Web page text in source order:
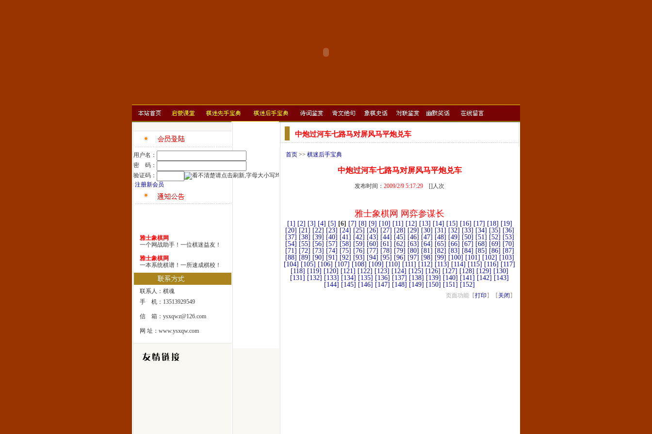
用户名：
密 码：
验证码：
注册新会员
雅士象棋网
一个网战助手！一位棋迷益友！
雅士象棋网
一本系统棋谱！一所速成棋校！
雅士象棋网
一处修身圣地！一座雅士乐园！
联系人：棋魂
手 机：13513929549
信 箱：ysxqwz@126.com
网 址：www.ysxqw.com
中炮过河车七路马对屏风马平炮兑车
首页 >> 棋迷后手宝典
中炮过河车七路马对屏风马平炮兑车
发布时间： 2009/2/9 5:17:29 []人次
雅士象棋网 网弈参谋长
[1] [2] [3] [4] [5] [6] [7] [8] [9] [10] [11] [12] [13] [14] [15] [16] [17] [18] [19]
[20] [21] [22] [23] [24] [25] [26] [27] [28] [29] [30] [31] [32] [33] [34] [35] [36]
[37] [38] [39] [40] [41] [42] [43] [44] [45] [46] [47] [48] [49] [50] [51] [52] [53]
[54] [55] [56] [57] [58] [59] [60] [61] [62] [63] [64] [65] [66] [67] [68] [69] [70]
[71] [72] [73] [74] [75] [76] [77] [78] [79] [80] [81] [82] [83] [84] [85] [86] [87]
[88] [89] [90] [91] [92] [93] [94] [95] [96] [97] [98] [99] [100] [101] [102] [103]
[104] [105] [106] [107] [108] [109] [110] [111] [112] [113] [114] [115] [116] [117]
[118] [119] [120] [121] [122] [123] [124] [125] [126] [127] [128] [129] [130]
[131] [132] [133] [134] [135] [136] [137] [138] [139] [140] [141] [142] [143]
[144] [145] [146] [147] [148] [149] [150] [151] [152]
页面功能【打印 】【 关闭 】